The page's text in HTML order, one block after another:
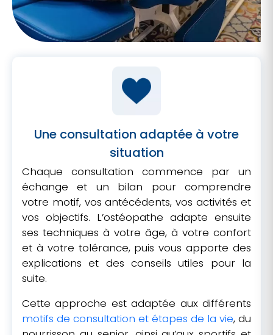
Une consultation adaptée à votre
situation
Chaque consultation commence par un
échange et un bilan pour comprendre
votre motif, vos antécédents, vos activités et
vos objectifs. L’ostéopathe adapte ensuite
ses techniques à votre âge, à votre confort
et à votre tolérance, puis vous apporte des
explications et des conseils utiles pour la
suite.
Cette approche est adaptée aux différents
motifs de consultation et étapes de la vie, du